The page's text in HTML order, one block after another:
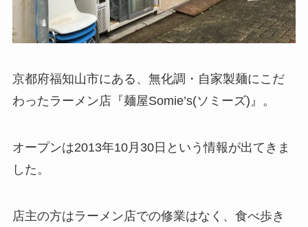
京都府福知山市にある、無化調・自家製麺にこだ
わったラーメン店『麺屋Somie’s(ソミーズ)』。
オープンは2013年10月30日という情報が出てきま
した。
店主の方はラーメン店での修業はなく、食べ歩き